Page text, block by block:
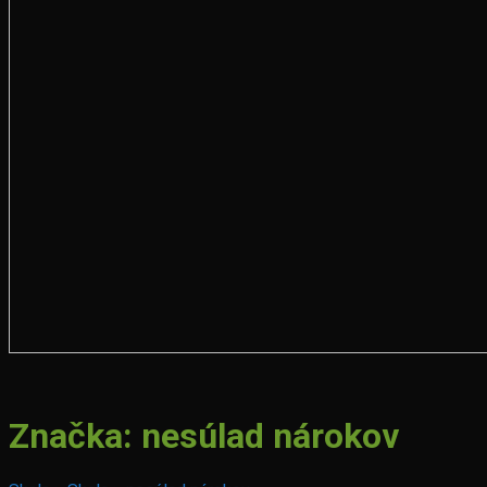
Značka: nesúlad nárokov